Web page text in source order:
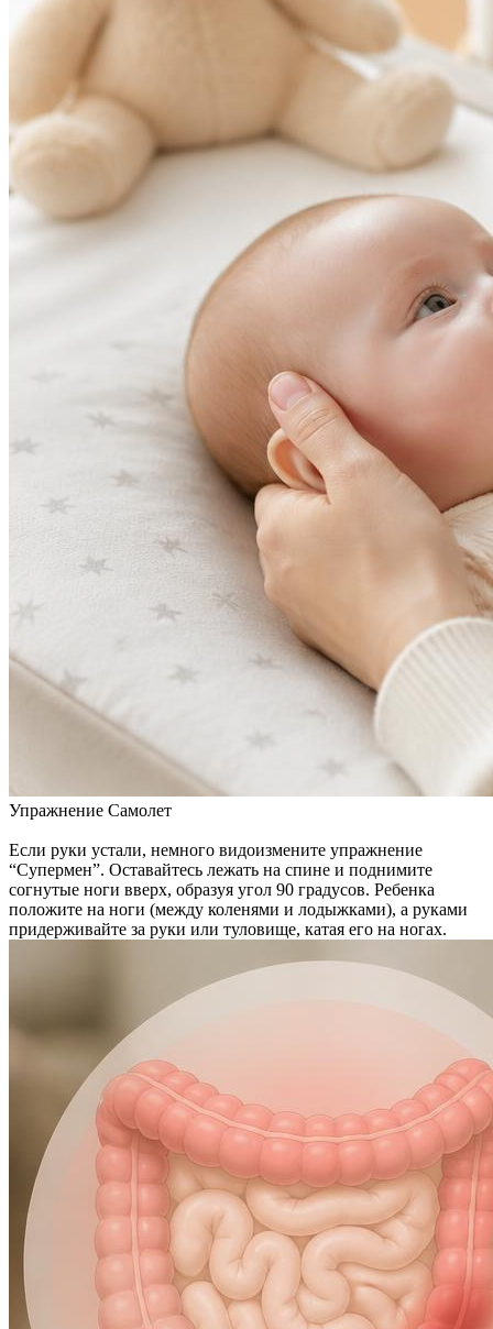
Упражнение Самолет
Если руки устали, немного видоизмените упражнение
“Супермен”. Оставайтесь лежать на спине и поднимите
согнутые ноги вверх, образуя угол 90 градусов. Ребенка
положите на ноги (между коленями и лодыжками), а руками
придерживайте за руки или туловище, катая его на ногах.